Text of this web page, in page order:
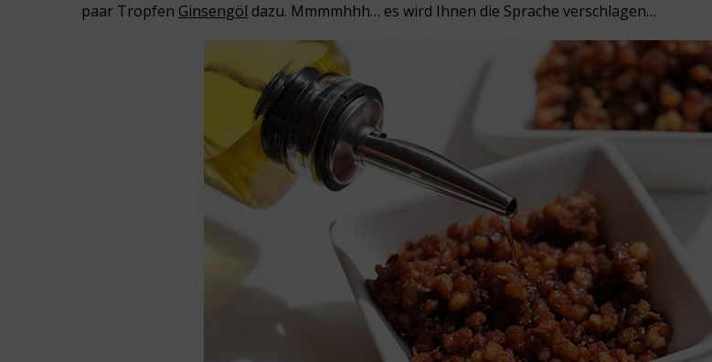
paar Tropfen Ginsengöl dazu. Mmmmhhh… es wird Ihnen die Sprache verschlagen…